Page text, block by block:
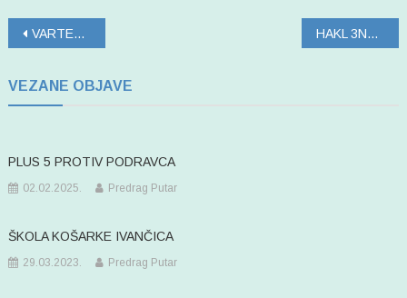
Navigacija
VARTEKS POBJEDNIK 15.MEMORIJALA DEJAN MARKOVIĆ GARY HAKL 3NA3 U LEPOGLAVI, petak 07.kolovoz ´26.
VEZANE OBJAVE
PLUS 5 PROTIV PODRAVCA
02.02.2025. Predrag Putar
ŠKOLA KOŠARKE IVANČICA
29.03.2023. Predrag Putar